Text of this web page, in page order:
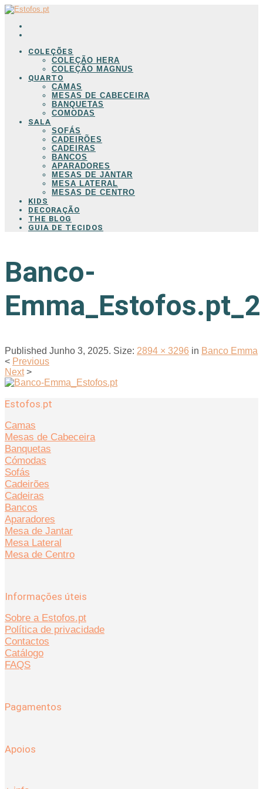
COLEÇÕES
COLEÇÃO HERA
COLEÇÃO MAGNUS
QUARTO
CAMAS
MESAS DE CABECEIRA
BANQUETAS
COMODAS
SALA
SOFÁS
CADEIRÕES
CADEIRAS
BANCOS
APARADORES
MESAS DE JANTAR
MESA LATERAL
MESAS DE CENTRO
KIDS
DECORAÇÃO
THE BLOG
GUIA DE TECIDOS
Banco-
Emma_Estofos.pt_2
Published Junho 3, 2025. Size: 2894 × 3296 in Banco Emma
< Previous
Next >
Estofos.pt
Camas
Mesas de Cabeceira
Banquetas
Cómodas
Sofás
Cadeirões
Cadeiras
Bancos
Aparadores
Mesa de Jantar
Mesa Lateral
Mesa de Centro
Informações úteis
Sobre a Estofos.pt
Política de privacidade
Contactos
Catálogo
FAQS
Pagamentos
Apoios